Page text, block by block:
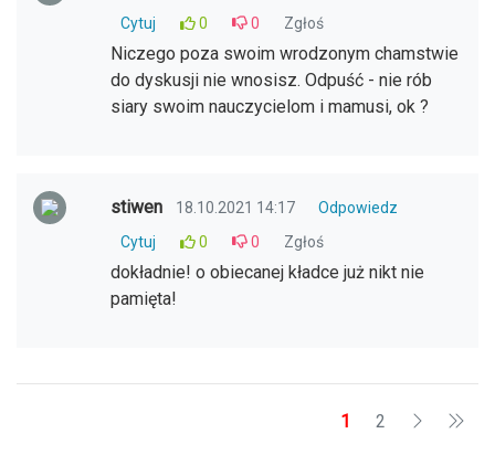
Cytuj 0 0 Zgłoś
Niczego poza swoim wrodzonym chamstwie
do dyskusji nie wnosisz. Odpuść - nie rób
siary swoim nauczycielom i mamusi, ok ?
stiwen 18.10.2021 14:17
Odpowiedz
Cytuj
0 0 Zgłoś
dokładnie! o obiecanej kładce już nikt nie
pamięta!
1 2